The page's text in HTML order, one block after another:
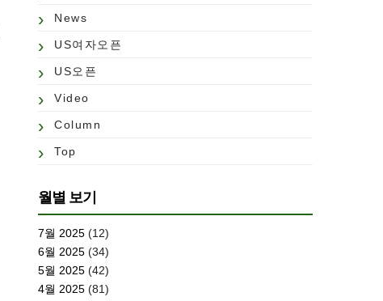
News
US여자오픈
US오픈
Video
Column
Top
월별 보기
7월 2025 (12)
6월 2025 (34)
5월 2025 (42)
4월 2025 (81)